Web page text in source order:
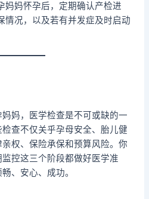
妈妈怀孕后，定期确认产检进
情况，以及若有并发症及时启动
妈，医学检查是不可或缺的一
查不仅关乎孕母安全、胎儿健
权、保险承保和预算风险。你
控这三个阶段都做好医学准
、安心、成功。